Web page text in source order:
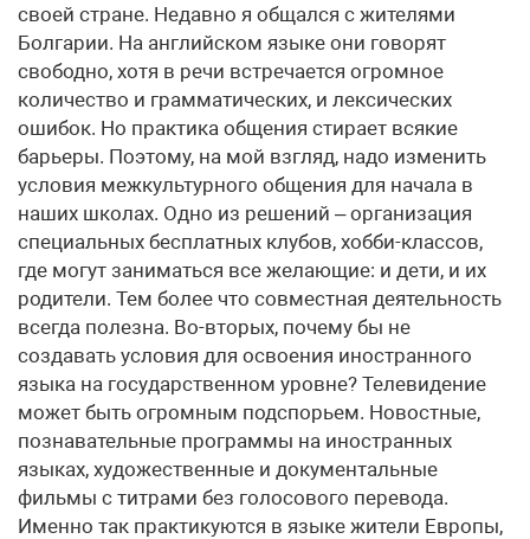
своей стране. Недавно я общался с жителями
Болгарии. На английском языке они говорят
свободно, хотя в речи встречается огромное
количество и грамматических, и лексических
ошибок. Но практика общения стирает всякие
барьеры. Поэтому, на мой взгляд, надо изменить
условия межкультурного общения для начала в
наших школах. Одно из решений – организация
специальных бесплатных клубов, хобби-классов,
где могут заниматься все желающие: и дети, и их
родители. Тем более что совместная деятельность
всегда полезна. Во-вторых, почему бы не
создавать условия для освоения иностранного
языка на государственном уровне? Телевидение
может быть огромным подспорьем. Новостные,
познавательные программы на иностранных
языках, художественные и документальные
фильмы с титрами без голосового перевода.
Именно так практикуются в языке жители Европы,